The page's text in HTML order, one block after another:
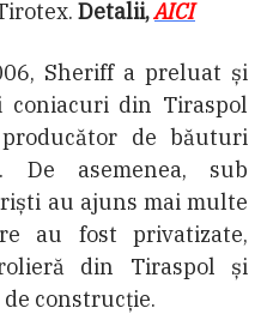
Detalii,AICI
Sheriff a preluat și
din Tiraspol
de băuturi
De asemenea, sub
au ajuns mai multe
au fost privatizate,
din Tiraspol și
construcţie.